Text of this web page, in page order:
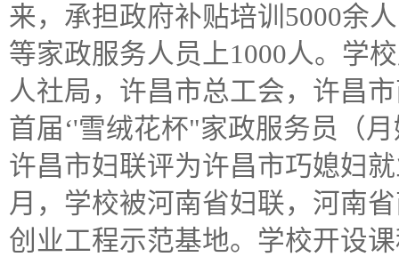
来，承担政府补贴培训5000余
等家政服务人员上1000人。学
人社局，许昌市总工会，许昌
首届‘'雪绒花杯"家政服务员（
许昌市妇联评为许昌市巧媳妇
月，学校被河南省妇联，河南
创业工程示范基地。学校开设